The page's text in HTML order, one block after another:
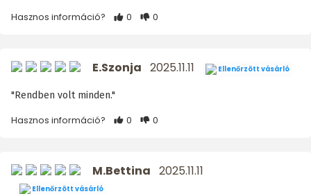
Hasznos információ? 0 0
E.Szonja 2025.11.11 Ellenőrzött vásárló
"Rendben volt minden."
Hasznos információ? 0 0
M.Bettina 2025.11.11
Ellenőrzött vásárló